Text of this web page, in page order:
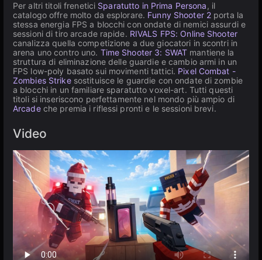
Per altri titoli frenetici Sparatutto in Prima Persona, il
catalogo offre molto da esplorare. Funny Shooter 2 porta la
stessa energia FPS a blocchi con ondate di nemici assurdi e
sessioni di tiro arcade rapide. RIVALS FPS: Online Shooter
canalizza quella competizione a due giocatori in scontri in
arena uno contro uno. Time Shooter 3: SWAT mantiene la
struttura di eliminazione delle guardie e cambio armi in un
FPS low-poly basato sui movimenti tattici. Pixel Combat -
Zombies Strikesostituisce le guardie con ondate di zombie
a blocchi in un familiare sparatutto voxel-art. Tutti questi
titoli si inseriscono perfettamente nel mondo più ampio di
Arcadeche premia i riflessi pronti e le sessioni brevi.
Video